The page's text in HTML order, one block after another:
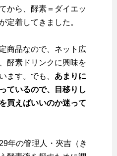
から、酵素＝ダイエッ
定着してきました。
商品なので、ネット広
酵素ドリンクに興味を
ます。でも、 あまりに
ているので、目移りし
買えばいいのか迷って
年の管理人・夾吉（き